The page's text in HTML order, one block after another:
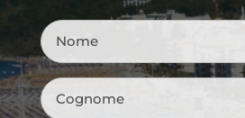
Nome
Cognome